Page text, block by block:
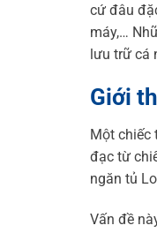
cứ đâu
máy,…
lưu trữ cá
Giới
Một chiếc
đạc từ
ngăn tủ
Vấn đề